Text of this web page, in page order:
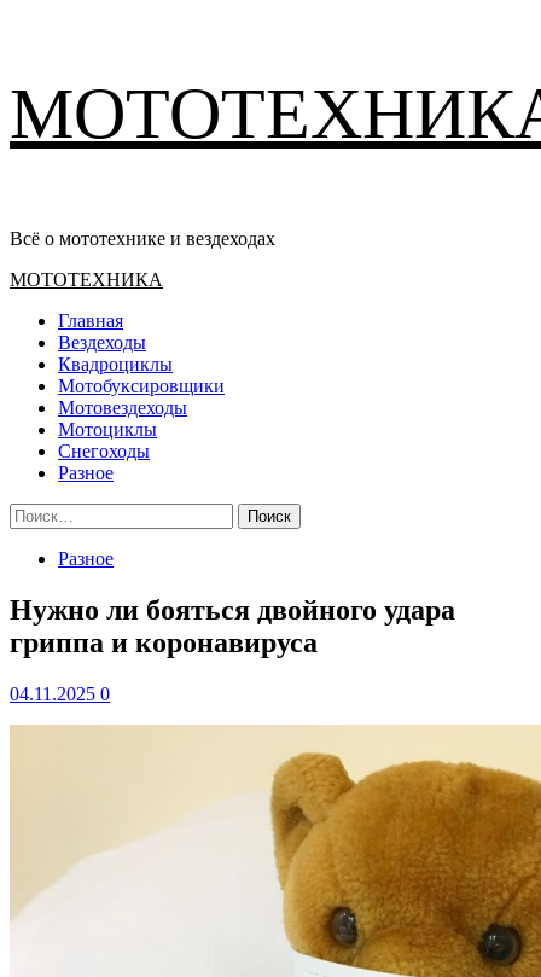
содержимому
Всё о мототехнике и вездеходах
Основное
МОТОТЕХНИКА
Главная
Вездеходы
Квадроциклы
Мотобуксировщики
Мотовездеходы
Мотоциклы
Снегоходы
Разное
Найти:
Разное
Нужно ли бояться двойного удара
гриппа и коронавируса
04.11.2025 0